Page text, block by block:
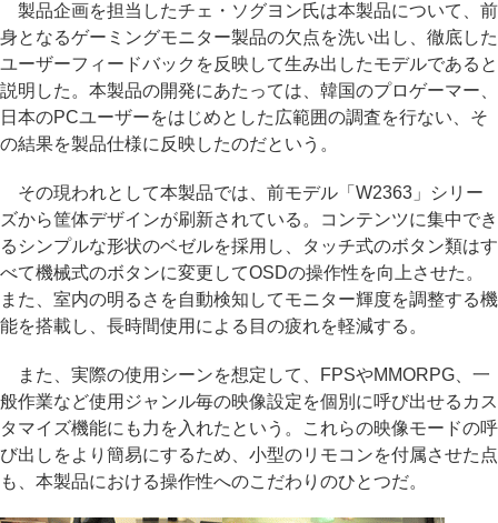
製品企画を担当したチェ・ソグヨン氏は本製品について、前
身となるゲーミングモニター製品の欠点を洗い出し、徹底した
ユーザーフィードバックを反映して生み出したモデルであると
説明した。本製品の開発にあたっては、韓国のプロゲーマー、
日本のPCユーザーをはじめとした広範囲の調査を行ない、そ
の結果を製品仕様に反映したのだという。
その現われとして本製品では、前モデル「W2363」シリー
ズから筐体デザインが刷新されている。コンテンツに集中でき
るシンプルな形状のベゼルを採用し、タッチ式のボタン類はす
べて機械式のボタンに変更してOSDの操作性を向上させた。
また、室内の明るさを自動検知してモニター輝度を調整する機
能を搭載し、長時間使用による目の疲れを軽減する。
また、実際の使用シーンを想定して、FPSやMMORPG、一
般作業など使用ジャンル毎の映像設定を個別に呼び出せるカス
タマイズ機能にも力を入れたという。これらの映像モードの呼
び出しをより簡易にするため、小型のリモコンを付属させた点
も、本製品における操作性へのこだわりのひとつだ。